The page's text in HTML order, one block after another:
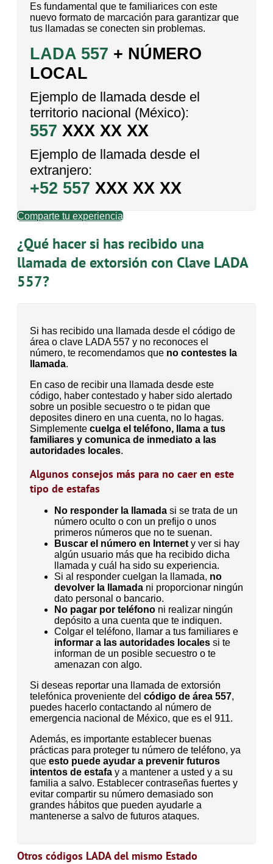
Es fundamental que te familiarices con este
nuevo formato de marcación para garantizar que
tus llamadas se conecten sin problemas.
LADA 557 + NÚMERO
LOCAL
Ejemplo de llamada desde el
territorio nacional (México):
557 XXX XX XX
Ejemplo de llamada desde el
extranjero:
+52 557 XXX XX XX
Comparte tu experiencia
¿Qué hacer si has recibido una
llamada de extorsión con Clave LADA
557?
Si has recibido una llamada desde el código de
área o clave LADA 557 y no reconoces el
número, te recomendamos que no contestes la
llamada.
En caso de recibir una llamada desde este
código, haber contestado y haber sido alertado
sobre un posible secuestro o te pidan que
deposites dinero en una cuenta, no lo hagas.
Simplemente cuelga el teléfono, llama a tus
familiares y comunica de inmediato a las
autoridades locales.
Algunos consejos más para no caer en este
tipo de estafas
No responder la llamada si se trata de un
número oculto o con un prefijo o unos
primeros números que no te suenan.
Buscar el número en Internet y ver si hay
algún usuario más que ha recibido dicha
llamada y cuál ha sido su experiencia.
Si al responder cuelgan la llamada, no
devolver la llamada ni proporcionar ningún
dato personal o bancario.
No pagar por teléfono ni realizar ningún
depósito a una cuenta que te indiquen.
Colgar el teléfono, llamar a tus familiares e
informar a las autoridades locales si te
informan de un posible secuestro o te
amenazan con algo.
Si deseas reportar una llamada de extorsión
telefónica proveniente del código de área 557,
puedes hacerlo contactando al número de
emergencia nacional de México, que es el 911.
Además, es importante establecer buenas
prácticas para proteger tu número de teléfono, ya
que esto puede ayudar a prevenir futuros
intentos de estafa y a mantener a usted y a su
familia a salvo. Establecer contraseñas fuertes y
evitar compartir su número demasiado son
grandes hábitos que pueden ayudarle a
mantenerse a salvo de futuros ataques.
Otros códigos LADA del mismo Estado